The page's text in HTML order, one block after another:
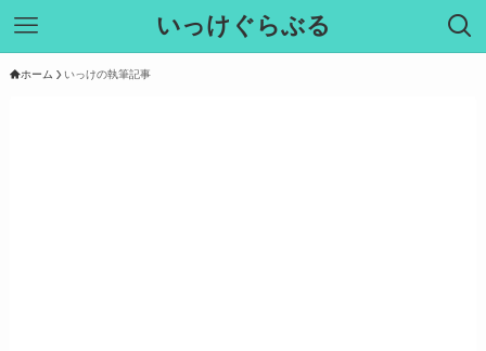
いっけぐらぶる
ホーム いっけの執筆記事